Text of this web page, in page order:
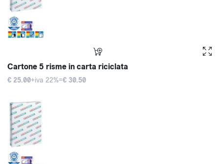
Cartone 5 risme in carta riciclata
€ 25.00+iva 22%=€ 30.50